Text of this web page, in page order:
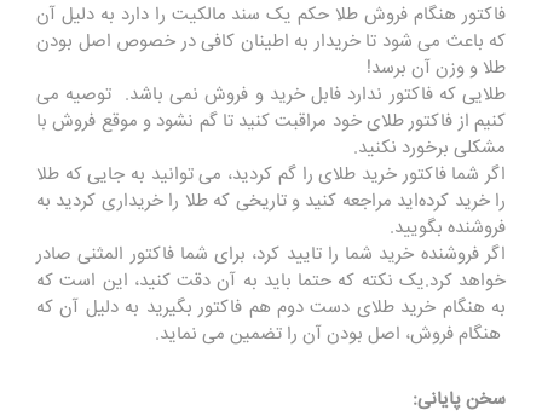
فاکتور هنگام فروش طلا حکم یک سند مالکیت را دارد به دلیل آن
که باعث می شود تا خریدار به اطینان کافی در خصوص اصل بودن
طلا و وزن آن برسد!
طلایی که فاکتور ندارد فابل خرید و فروش نمی باشد. توصیه می
‌کنیم از فاکتور طلای خود مراقبت کنید تا گم نشود و موقع فروش با
مشکلی برخورد نکنید.
اگر شما فاکتور خرید طلای را گم کردید، می ‌توانید به جایی که طلا
را خرید کرده‌اید مراجعه کنید و تاریخی که طلا را خریداری کردید به
فروشنده بگویید.
اگر فروشنده خرید شما را تایید کرد، برای شما فاکتور المثنی صادر
خواهد کرد.یک نکته که حتما باید به آن دقت کنید، این است که
به هنگام خرید طلای دست دوم هم فاکتور بگیرید به دلیل آن که
هنگام فروش، اصل بودن آن را تضمین می نماید.
سخن پایانی: